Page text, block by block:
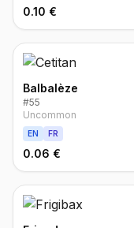
0.10 €
Balbalèze
#55
Uncommon
EN FR
0.06 €